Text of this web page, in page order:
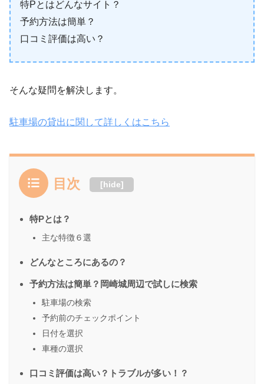
特Pとはどんなサイト？
予約方法は簡単？
口コミ評価は高い？
そんな疑問を解決します。
駐車場の貸出に関して詳しくはこちら
目次 [hide]
特Pとは？
主な特徴６選
どんなところにあるの？
予約方法は簡単？岡崎城周辺で試しに検索
駐車場の検索
予約前のチェックポイント
日付を選択
車種の選択
口コミ評価は高い？トラブルが多い！？